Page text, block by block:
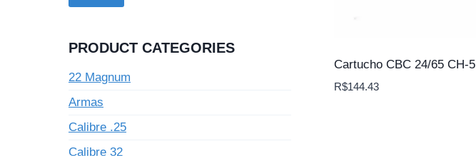
Cartucho CBC 24/65 CH-5
R$144.43
PRODUCT CATEGORIES
22 Magnum
Armas
Calibre .25
Calibre 32